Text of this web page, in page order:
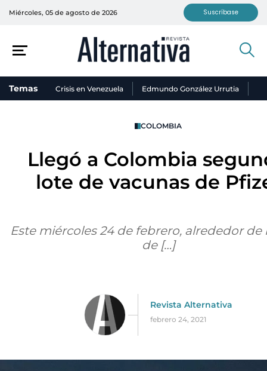
Miércoles, 05 de agosto de 2026 Suscríbase
Temas Crisis en Venezuela Edmundo González Urrutia
COLOMBIA
Llegó a Colombia
lote de vacunas de
Este miércoles 24 de febrero, alrededor de
de […]
Revista Alternativa
febrero 24, 2021